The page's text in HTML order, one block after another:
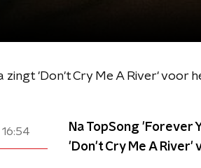
zingt 'Don't Cry Me A River' voor
16:54
Na TopSong 'Forever
'Don't Cry Me A River'